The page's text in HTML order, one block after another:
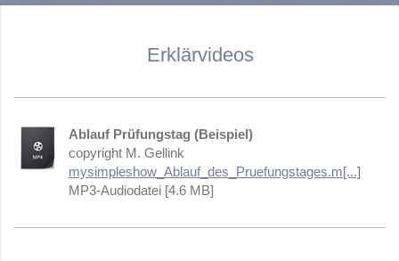
Erklärvideos
Ablauf Prüfungstag (Beispiel)
copyright M. Gellink
mysimpleshow_Ablauf_des_Pruefungstages.m[...]
MP3-Audiodatei [4.6 MB]